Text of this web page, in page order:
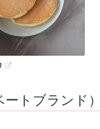
トブランド